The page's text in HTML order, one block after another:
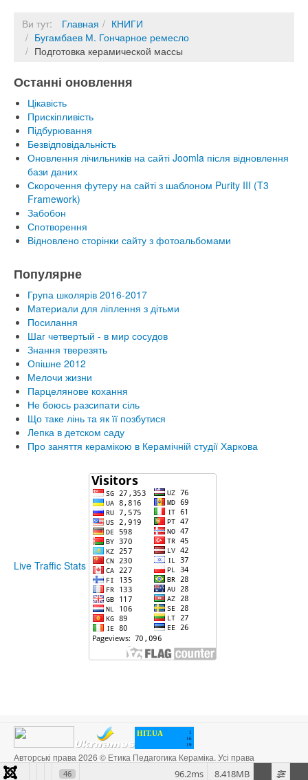
Ви тут: Главная
КНИГИ
Бугамбаев М. Гончарное ремесло
Подготовка керамической массы
Останні оновлення
Цікавість
Прискіпливість
Підбурювання
Безвідповідальність
Оновлення лічильників на сайті Joomla після відновлення
бази даних
Скорочення футеру на сайті з шаблоном Purity III (T3
Framework)
Забобон
Спотворення
Відновлено сторінки сайту з фотоальбомами
Популярне
Група школярів 2016-2017
Материали для ліплення з дітьми
Посилання
Шаг четвертый - в мир сосудов
Знання тверезять
Опішне 2012
Мелочи жизни
Парцелянове кохання
Не боюсь разсипати сіль
Що таке лінь та як її позбутися
Лепка в детском саду
Про заняття керамікою в Керамічній студії Харкова
Live Traffic Stats
HIT.UA
1
16
19
Авторські права 2026 © Етика Педагогика Кераміка. Усі права
захищені. Designed by
46 8.418MB
96.2ms